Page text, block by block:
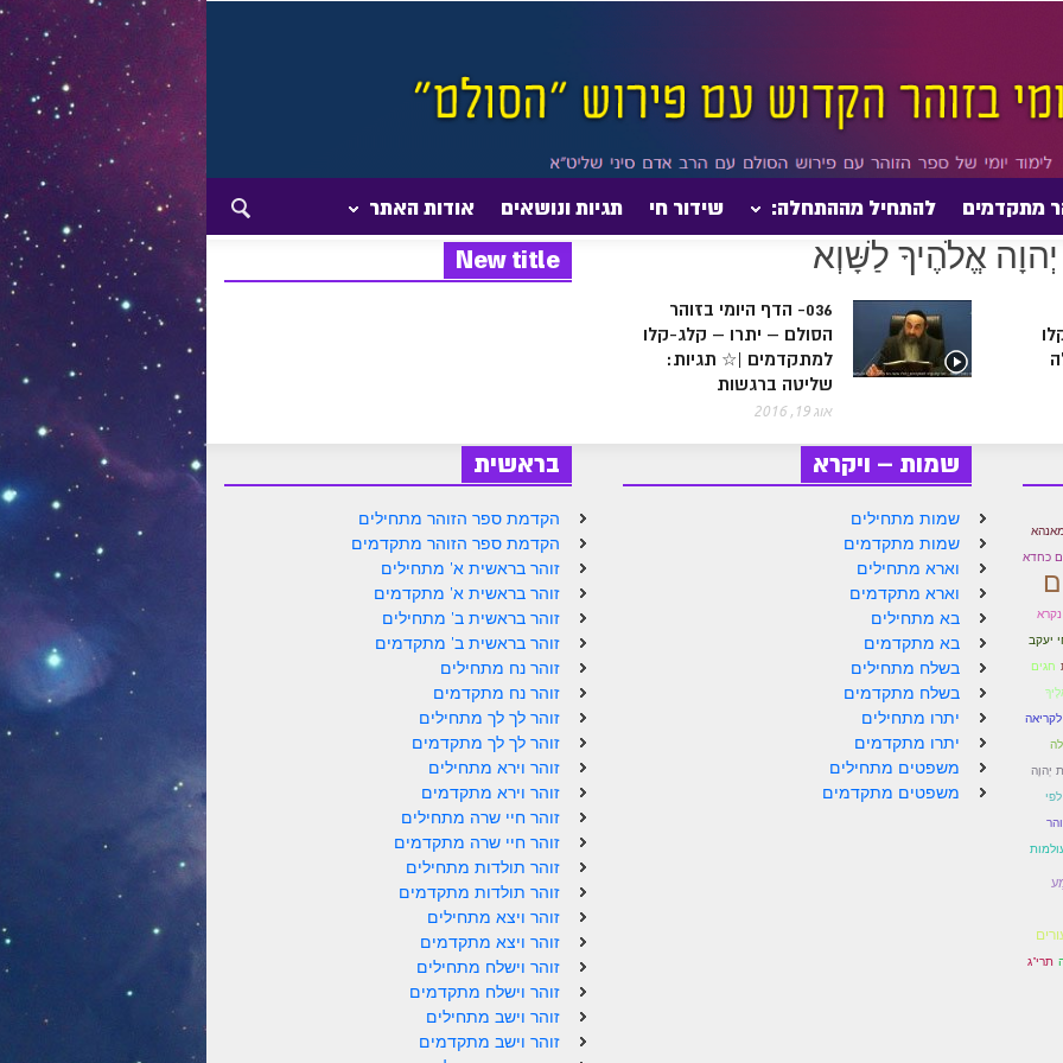
מתקדמים להתחיל מההתחלה: שידור חי תגיות ונושאים אודות האתר
New title
036- הדף היומי בזוהר
הסולם – יתרו – קלג-קלו
למתקדמים |☆ תגיות:
שליטה ברגשות
אוג 19, 2016
בראשית
הקדמת ספר הזוהר מתחילים
הקדמת ספר הזוהר מתקדמים
זוהר בראשית א' מתחילים
זוהר בראשית א' מתקדמים
זוהר בראשית ב' מתחילים
זוהר בראשית ב' מתקדמים
זוהר נח מתחילים
זוהר נח מתקדמים
זוהר לך לך מתחילים
זוהר לך לך מתקדמים
זוהר וירא מתחילים
זוהר וירא מתקדמים
זוהר חיי שרה מתחילים
זוהר חיי שרה מתקדמים
זוהר תולדות מתחילים
זוהר תולדות מתקדמים
זוהר ויצא מתחילים
זוהר ויצא מתקדמים
זוהר וישלח מתחילים
זוהר וישלח מתקדמים
זוהר וישב מתחילים
זוהר וישב מתקדמים
שמות – ויקרא
שמות מתחילים
שמות מתקדמים
וארא מתחילים
וארא מתקדמים
בא מתחילים
בא מתקדמים
בשלח מתחילים
בשלח מתקדמים
יתרו מתחילים
יתרו מתקדמים
משפטים מתחילים
משפטים מתקדמים
כחדא
יעקב
חגים
יְהוָה
תרי"ג